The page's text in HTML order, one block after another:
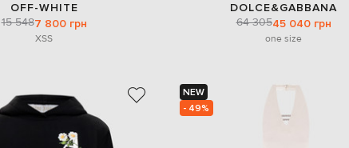
OFF-WHITE
15 5487 800 грн
XSS
DOLCE&GABBANA
64 30545 040 грн
one size
NEW
- 49%